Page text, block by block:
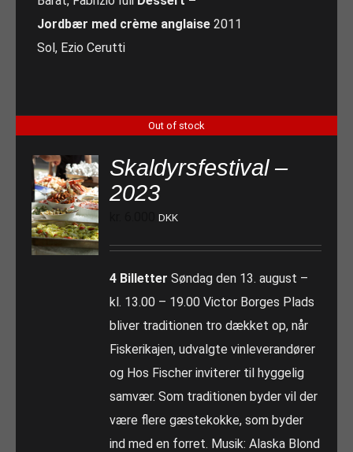
Jordbær med crème anglaise 2011
Sol, Ezio Cerutti
Out of stock
Skaldyrsfestival –
2023
DKK
4 Billetter Søndag den 13. august –
kl. 13.00 – 19.00 Victor Borges Plads
bliver traditionen tro dækket op, når
Fiskerikajen, udvalgte vinleverandører
og Hos Fischer inviterer til hyggelig
samvær. Som traditionen byder vil der
være flere gæstekokke, som byder
ind med en forret. Musik: Alaska Blond